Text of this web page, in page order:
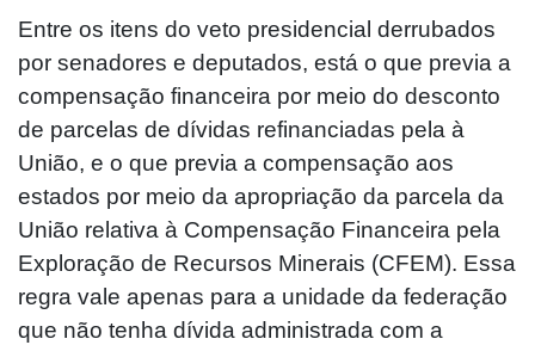
Entre os itens do veto presidencial derrubados
por senadores e deputados, está o que previa a
compensação financeira por meio do desconto
de parcelas de dívidas refinanciadas pela à
União, e o que previa a compensação aos
estados por meio da apropriação da parcela da
União relativa à Compensação Financeira pela
Exploração de Recursos Minerais (CFEM). Essa
regra vale apenas para a unidade da federação
que não tenha dívida administrada com a